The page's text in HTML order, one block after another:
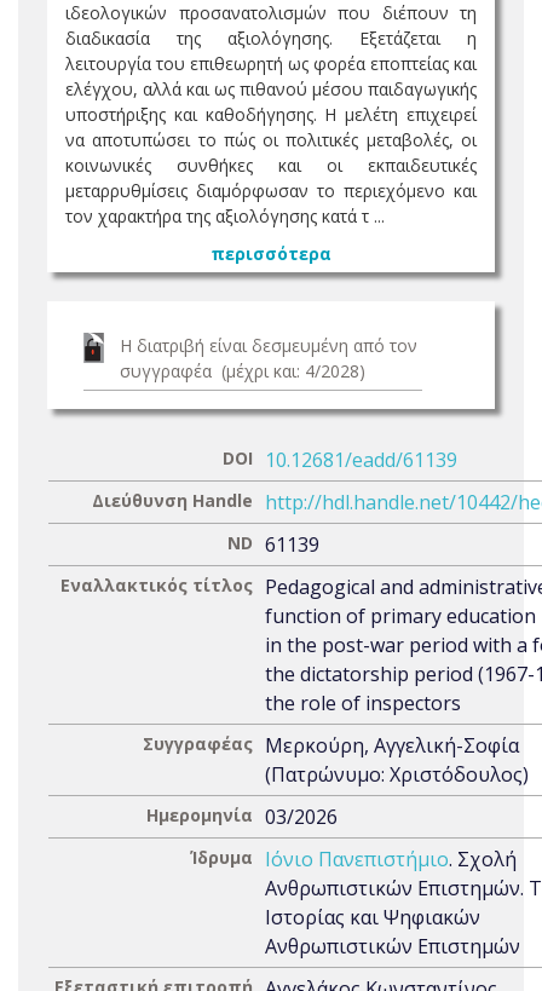
ιδεολογικών προσανατολισμών που διέπουν τη
διαδικασία της αξιολόγησης. Εξετάζεται η
λειτουργία του επιθεωρητή ως φορέα εποπτείας και
ελέγχου, αλλά και ως πιθανού μέσου παιδαγωγικής
υποστήριξης και καθοδήγησης. Η μελέτη επιχειρεί
να αποτυπώσει το πώς οι πολιτικές μεταβολές, οι
κοινωνικές συνθήκες και οι εκπαιδευτικές
μεταρρυθμίσεις διαμόρφωσαν το περιεχόμενο και
τον χαρακτήρα της αξιολόγησης κατά τ ...
περισσότερα
Η διατριβή είναι δεσμευμένη από τον
συγγραφέα (μέχρι και: 4/2028)
DOI 10.12681/eadd/61139
Διεύθυνση Handle http://hdl.handle.net/10442/
ND 61139
Εναλλακτικός τίτλος Pedagogical and
function of primary education
in the post-war period with a
the dictatorship period (1967-
the role of inspectors
Συγγραφέας Μερκούρη, Αγγελική-Σοφία
(Πατρώνυμο: Χριστόδουλος)
Ημερομηνία 03/2026
Ίδρυμα Ιόνιο Πανεπιστήμιο. Σχολή
Ανθρωπιστικών Επιστημών.
Ιστορίας και Ψηφιακών
Ανθρωπιστικών Επιστημών